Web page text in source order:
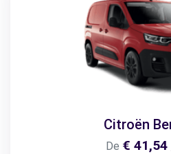
Citroën
De €